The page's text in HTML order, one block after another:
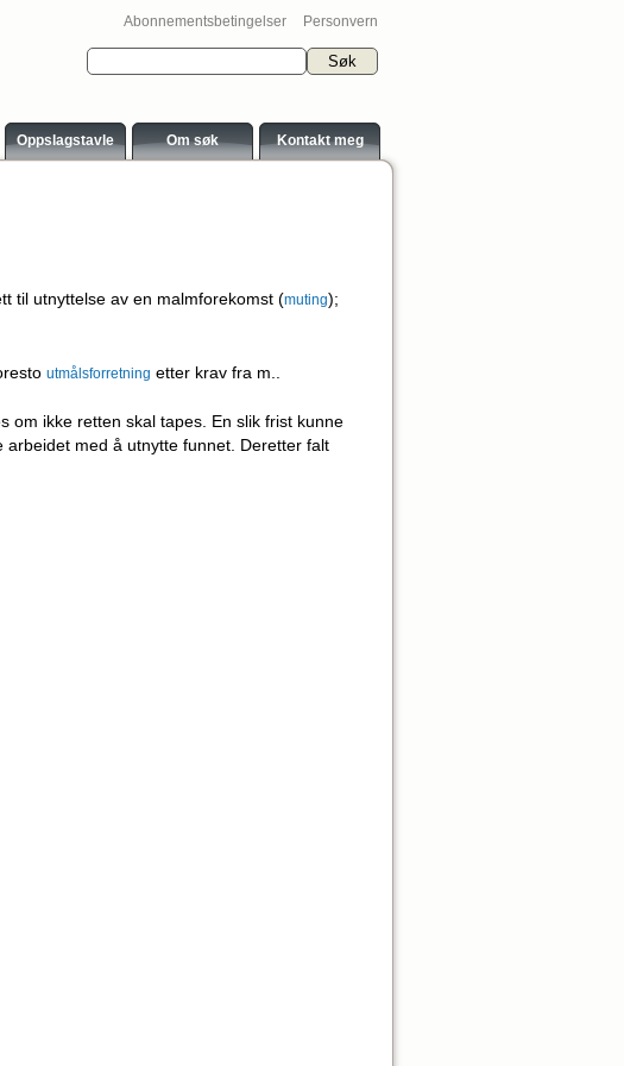
Abonnementsbetingelser Personvern
Oppslagstavle Om søk Kontakt meg
til utnyttelse av en malmforekomst (muting);
utmålsforretning etter krav fra m..
om ikke retten skal tapes. En slik frist kunne
med å utnytte funnet. Deretter falt